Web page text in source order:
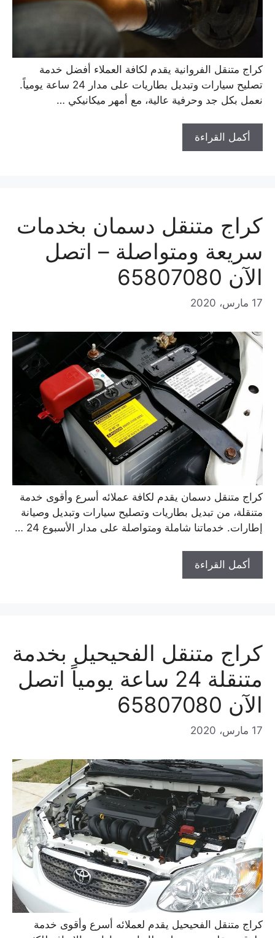
كراج متنقل الفروانية يقدم لكافة العملاء أفضل خدمة
تصليح سيارات وتبديل بطاريات على مدار 24 ساعة يومياً.
نعمل بكل جد وحرفية عالية، مع أمهر ميكانيكي …
أكمل القراءة
كراج متنقل دسمان بخدمات
سريعة ومتواصلة – اتصل
الآن 65807080
17 مارس، 2020
كراج متنقل دسمان يقدم لكافة عملائه أسرع وأقوى خدمة
متنقلة، من تبديل بطاريات وتصليح سيارات وتبديل وصيانة
إطارات. خدماتنا شاملة ومتواصلة على مدار الأسبوع 24 …
أكمل القراءة
كراج متنقل الفحيحيل بخدمة
متنقلة 24 ساعة يومياً اتصل
الآن 65807080
17 مارس، 2020
كراج متنقل الفحيحيل يقدم لعملائه أسرع وأقوى خدمة